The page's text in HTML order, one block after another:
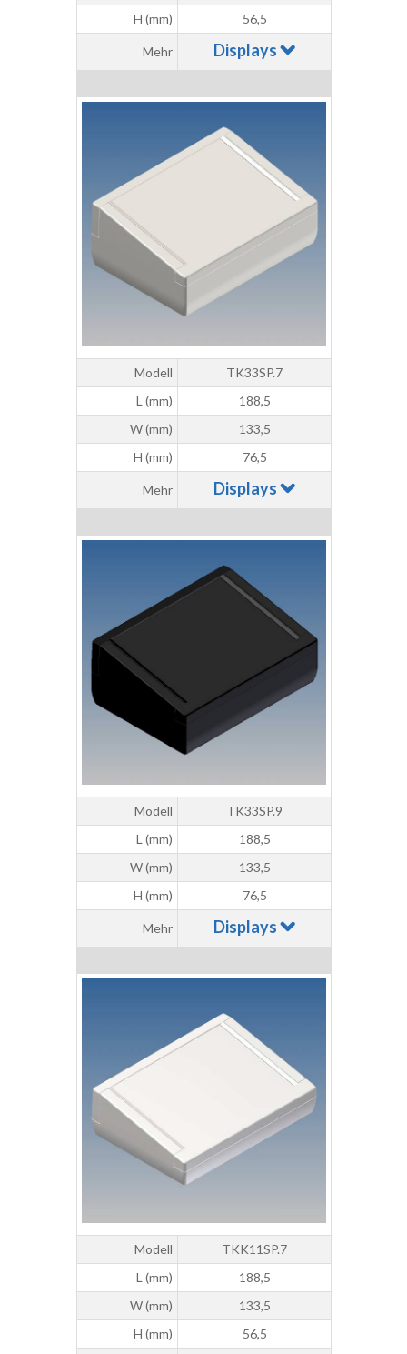
H (mm)
56,5
Mehr Displays
Modell
TK33SP.7
L (mm)
188,5
W (mm)
133,5
H (mm)
76,5
Mehr Displays
Modell
TK33SP.9
L (mm)
188,5
W (mm)
133,5
H (mm)
76,5
Mehr Displays
Modell
TKK11SP.7
L (mm)
188,5
W (mm)
133,5
H (mm)
56,5